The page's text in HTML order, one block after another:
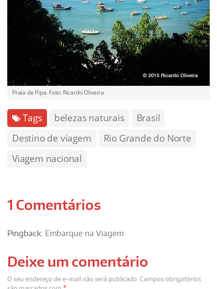
Praia de Pipa. Foto: Ricardo Oliveira
Tags belezas naturais
Brasil
Destino de viagem
Rio Grande do Norte
Viagem nacional
1 Comentários
Pingback: Embarque na Viagem
Deixe um comentário
O seu endereço de e-mail não será publicado. Campos obrigatórios